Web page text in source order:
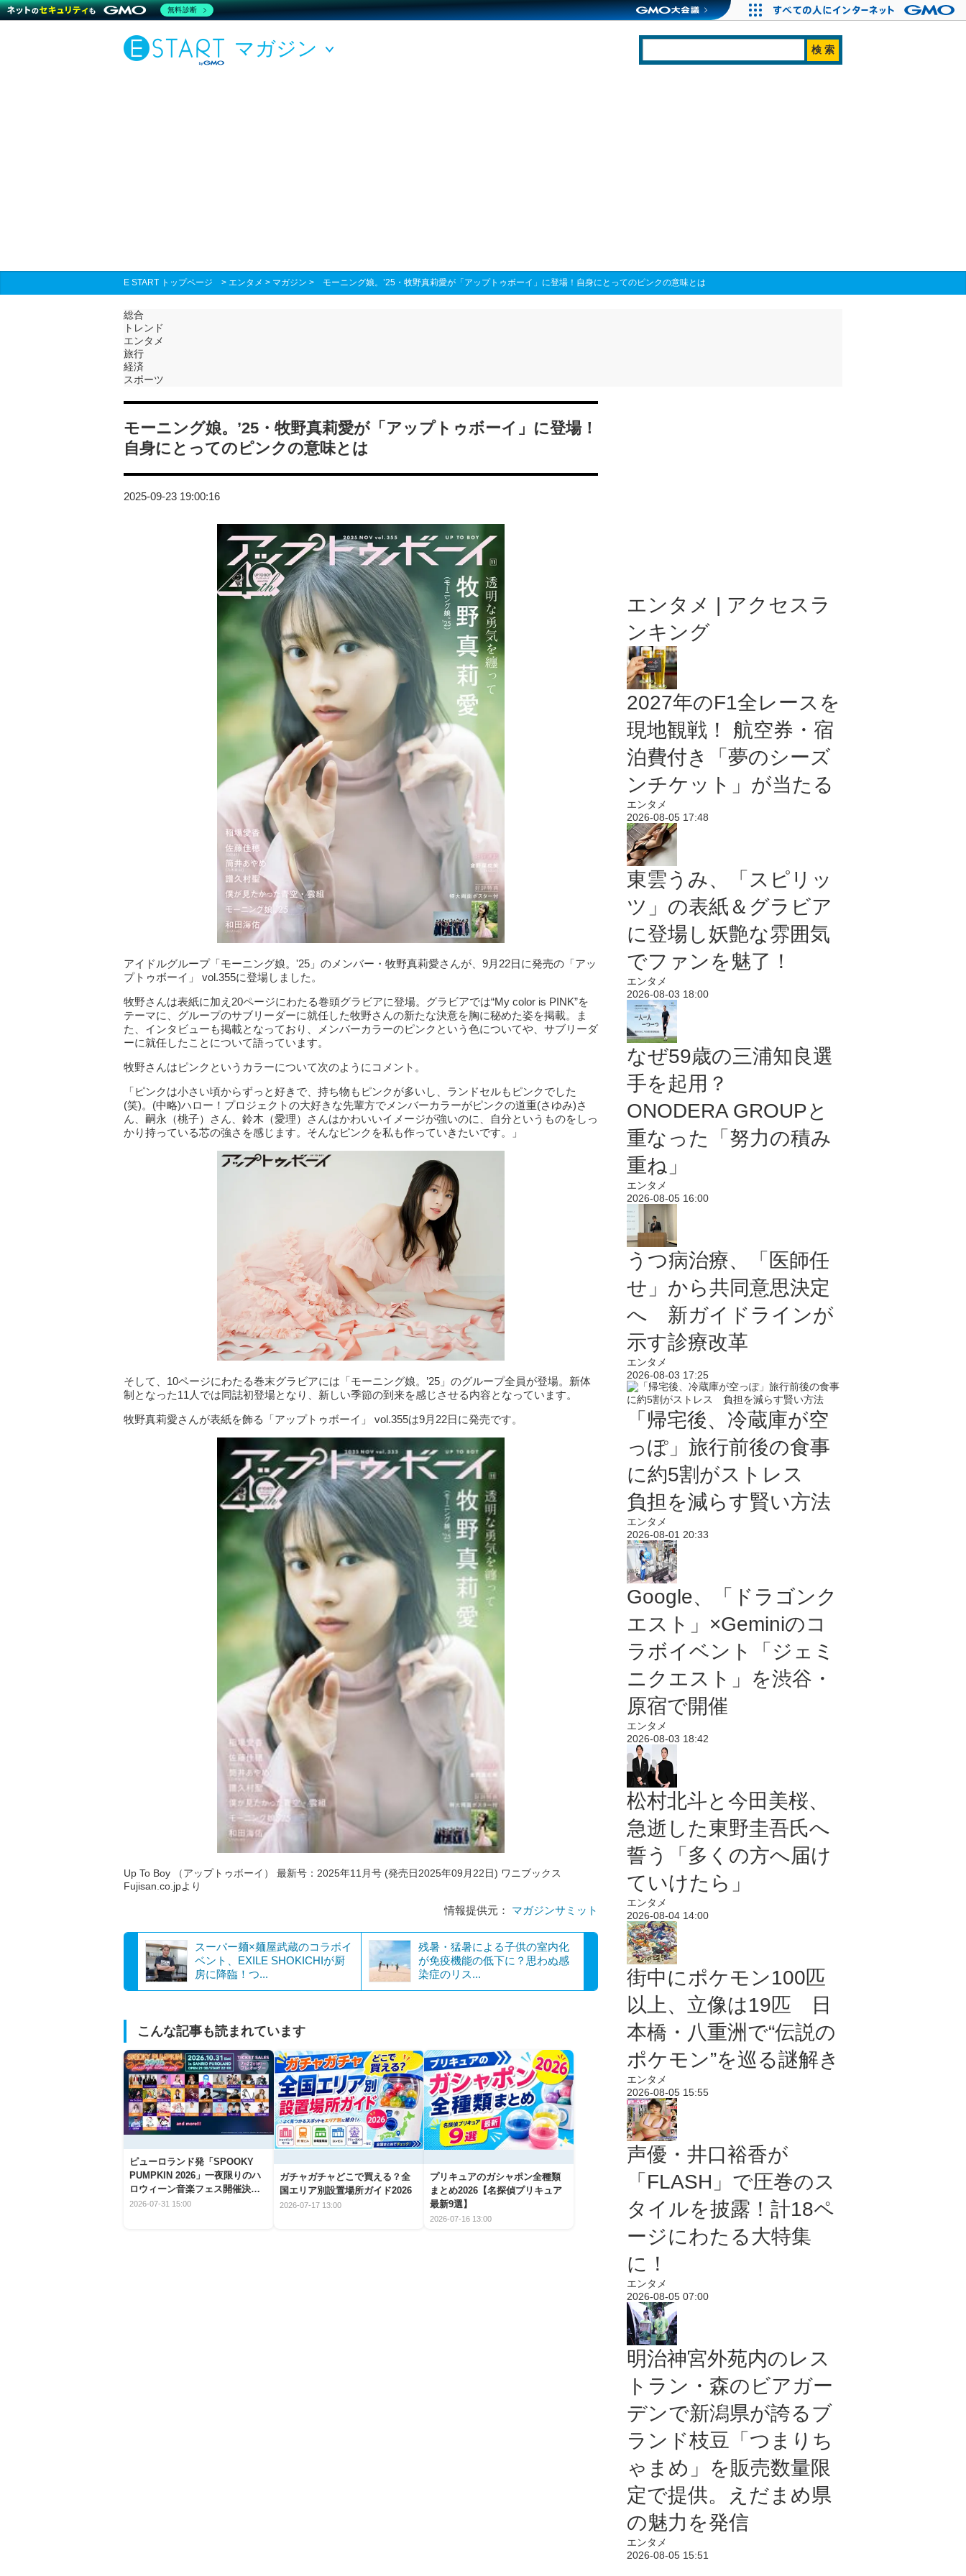
マガジン
E START トップページ > エンタメ > マガジン > モーニング娘。’25・牧野真莉愛が「アップトゥボーイ」に登場！自身にとってのピンクの意味とは
総合
トレンド
エンタメ
旅行
経済
スポーツ
モーニング娘。’25・牧野真莉愛が「アップトゥボーイ」に登場！
自身にとってのピンクの意味とは
2025-09-23 19:00:16
アイドルグループ「モーニング娘。'25」のメンバー・牧野真莉愛さんが、9月22日に発売の「アッ
プトゥボーイ」 vol.355に登場しました。
牧野さんは表紙に加え20ページにわたる巻頭グラビアに登場。グラビアでは“My color is PINK”を
テーマに、グループのサブリーダーに就任した牧野さんの新たな決意を胸に秘めた姿を掲載。ま
た、インタビューも掲載となっており、メンバーカラーのピンクという色についてや、サブリーダ
ーに就任したことについて語っています。
牧野さんはピンクというカラーについて次のようにコメント。
「ピンクは小さい頃からずっと好きで、持ち物もピンクが多いし、ランドセルもピンクでした
(笑)。(中略)ハロー！プロジェクトの大好きな先輩方でメンバーカラーがピンクの道重(さゆみ)さ
ん、嗣永（桃子）さん、鈴木（愛理）さんはかわいいイメージが強いのに、自分というものをしっ
かり持っている芯の強さを感じます。そんなピンクを私も作っていきたいです。」
そして、10ページにわたる巻末グラビアには「モーニング娘。’25」のグループ全員が登場。新体
制となった11人では同誌初登場となり、新しい季節の到来を感じさせる内容となっています。
牧野真莉愛さんが表紙を飾る「アップトゥボーイ」 vol.355は9月22日に発売です。
Up To Boy （アップトゥボーイ） 最新号：2025年11月号 (発売日2025年09月22日) ワニブックス
Fujisan.co.jpより
情報提供元： マガジンサミット
スーパー麺×麺屋武蔵のコラボイ
ベント、EXILE SHOKICHIが厨
房に降臨！つ...
残暑・猛暑による子供の室内化
が免疫機能の低下に？思わぬ感
染症のリス...
こんな記事も読まれています
ピューロランド発「SPOOKY
PUMPKIN 2026」一夜限りのハ
ロウィーン音楽フェス開催決
定！
2026-07-31 15:00
ガチャガチャどこで買える？全
国エリア別設置場所ガイド2026
2026-07-17 13:00
プリキュアのガシャポン全種類
まとめ2026【名探偵プリキュア
最新9選】
2026-07-16 13:00
エンタメ | アクセスラ
ンキング
2027年のF1全レースを
現地観戦！ 航空券・宿
泊費付き「夢のシーズ
ンチケット」が当たる
エンタメ
2026-08-05 17:48
東雲うみ、「スピリッ
ツ」の表紙＆グラビア
に登場し妖艶な雰囲気
でファンを魅了！
エンタメ
2026-08-03 18:00
なぜ59歳の三浦知良選
手を起用？
ONODERA GROUPと
重なった「努力の積み
重ね」
エンタメ
2026-08-05 16:00
うつ病治療、「医師任
せ」から共同意思決定
へ 新ガイドラインが
示す診療改革
エンタメ
2026-08-03 17:25
「帰宅後、冷蔵庫が空
っぽ」旅行前後の食事
に約5割がストレス
負担を減らす賢い方法
エンタメ
2026-08-01 20:33
Google、「ドラゴンク
エスト」×Geminiのコ
ラボイベント「ジェミ
ニクエスト」を渋谷・
原宿で開催
エンタメ
2026-08-03 18:42
松村北斗と今田美桜、
急逝した東野圭吾氏へ
誓う「多くの方へ届け
ていけたら」
エンタメ
2026-08-04 14:00
街中にポケモン100匹
以上、立像は19匹 日
本橋・八重洲で“伝説の
ポケモン”を巡る謎解き
エンタメ
2026-08-05 15:55
声優・井口裕香が
「FLASH」で圧巻のス
タイルを披露！計18ペ
ージにわたる大特集
に！
エンタメ
2026-08-05 07:00
明治神宮外苑内のレス
トラン・森のビアガー
デンで新潟県が誇るブ
ランド枝豆「つまりち
ゃまめ」を販売数量限
定で提供。えだまめ県
の魅力を発信
エンタメ
2026-08-05 15:51
無料診断